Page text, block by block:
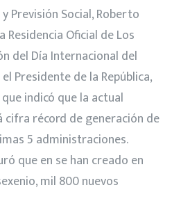
Previsión Social, Roberto
Residencia Oficial de Los
del Día Internacional del
Presidente de la República,
indicó que la actual
récord de generación de
5 administraciones.
que en se han creado en
mil 800 nuevos